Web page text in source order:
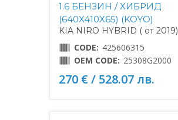
1.6 БЕНЗИН / ХИБРИД
(640X410X65) (KOYO)
KIA NIRO HYBRID ( от 2019)
CODE: 425606315
OEM CODE: 25308G2000
270 € / 528.07 лв.